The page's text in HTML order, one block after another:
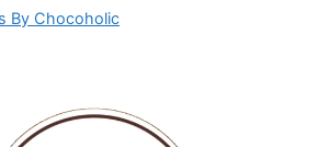
By Chocoholic